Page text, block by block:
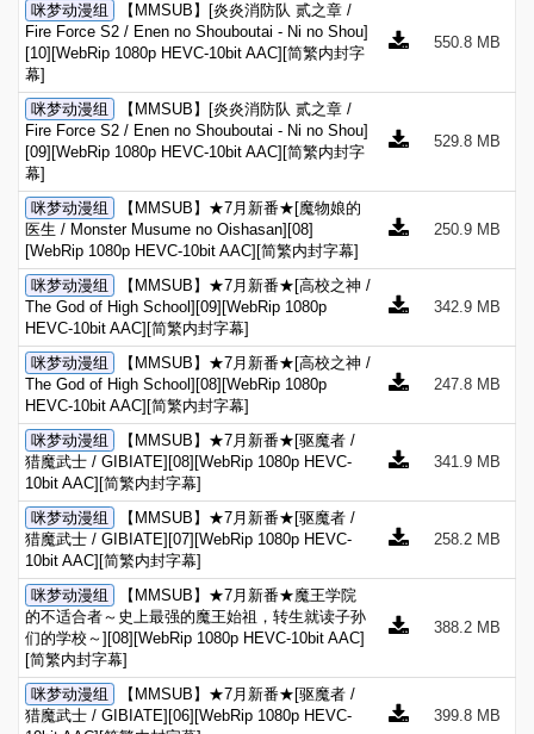
咪梦动漫组
【MMSUB】[炎炎消防队 贰之章 /
Fire Force S2 / Enen no Shouboutai - Ni no Shou]
[10][WebRip 1080p HEVC-10bit AAC][简繁内封字
幕]
550.8 MB
咪梦动漫组
【MMSUB】[炎炎消防队 贰之章 /
Fire Force S2 / Enen no Shouboutai - Ni no Shou]
[09][WebRip 1080p HEVC-10bit AAC][简繁内封字
幕]
529.8 MB
咪梦动漫组
【MMSUB】★7月新番★[魔物娘的
医生 / Monster Musume no Oishasan][08]
[WebRip 1080p HEVC-10bit AAC][简繁内封字幕]
250.9 MB
咪梦动漫组
【MMSUB】★7月新番★[高校之神 /
The God of High School][09][WebRip 1080p
HEVC-10bit AAC][简繁内封字幕]
342.9 MB
咪梦动漫组
【MMSUB】★7月新番★[高校之神 /
The God of High School][08][WebRip 1080p
HEVC-10bit AAC][简繁内封字幕]
247.8 MB
咪梦动漫组
【MMSUB】★7月新番★[驱魔者 /
猎魔武士 / GIBIATE][08][WebRip 1080p HEVC-
10bit AAC][简繁内封字幕]
341.9 MB
咪梦动漫组
【MMSUB】★7月新番★[驱魔者 /
猎魔武士 / GIBIATE][07][WebRip 1080p HEVC-
10bit AAC][简繁内封字幕]
258.2 MB
咪梦动漫组
【MMSUB】★7月新番★魔王学院
的不适合者～史上最强的魔王始祖，转生就读子孙
们的学校～][08][WebRip 1080p HEVC-10bit AAC]
[简繁内封字幕]
388.2 MB
咪梦动漫组
【MMSUB】★7月新番★[驱魔者 /
猎魔武士 / GIBIATE][06][WebRip 1080p HEVC-
399.8 MB